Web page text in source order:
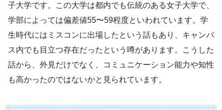
子大学です。この大学は都内でも伝統のある女子大学で、
学部によっては偏差値55〜59程度といわれています。学
生時代にはミスコンに出場したという話もあり、キャンパ
ス内でも目立つ存在だったという噂があります。こうした
話から、外見だけでなく、コミュニケーション能力や知性
も高かったのではないかと見られています。